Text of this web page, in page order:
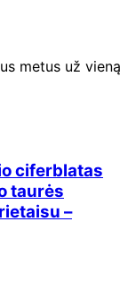
metus už vieną
ciferblatas
taurės
–